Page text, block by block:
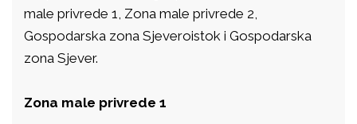
male privrede 1, Zona male privrede 2,
Gospodarska zona Sjeveroistok i Gospodarska
zona Sjever.
Zona male privrede 1